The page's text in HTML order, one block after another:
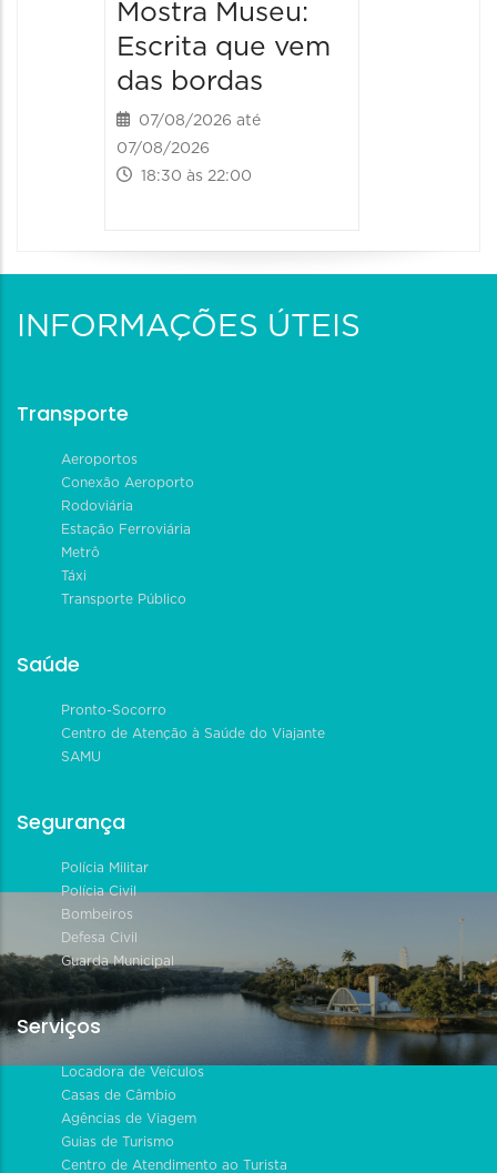
Mostra Museu:
Escrita que vem
das bordas
07/08/2026 até
07/08/2026
18:30 às 22:00
INFORMAÇÕES ÚTEIS
Transporte
Aeroportos
Conexão Aeroporto
Rodoviária
Estação Ferroviária
Metrô
Táxi
Transporte Público
Saúde
Pronto-Socorro
Centro de Atenção à Saúde do Viajante
SAMU
Segurança
Polícia Militar
Polícia Civil
Bombeiros
Defesa Civil
Guarda Municipal
Serviços
Locadora de Veículos
Casas de Câmbio
Agências de Viagem
Guias de Turismo
Centro de Atendimento ao Turista